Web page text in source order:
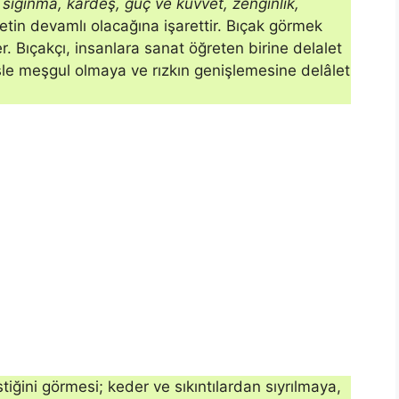
devamlı olacağına işarettir. Bıçak görmek
insanlara sanat öğreten birine delalet
meş­gul olmaya ve rızkın genişlemesine delâlet
gör­mesi; keder ve sıkıntılardan sıyrılmaya,